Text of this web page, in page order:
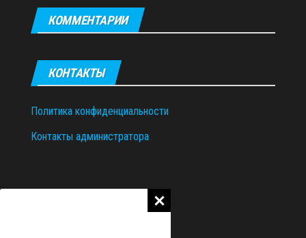
КОММЕНТАРИИ
КОНТАКТЫ
Политика конфиденциальности
Контакты администратора